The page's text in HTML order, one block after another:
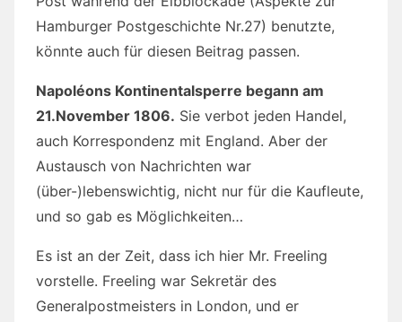
Hamburger Postgeschichte Nr.27) benutzte,
könnte auch für diesen Beitrag passen.
Napoléons Kontinentalsperre begann am
21.November 1806. Sie verbot jeden Handel,
auch Korrespondenz mit England. Aber der
Austausch von Nachrichten war
(über-)lebenswichtig, nicht nur für die Kaufleute,
und so gab es Möglichkeiten…
Es ist an der Zeit, dass ich hier Mr. Freeling
vorstelle. Freeling war Sekretär des
Generalpostmeisters in London, und er